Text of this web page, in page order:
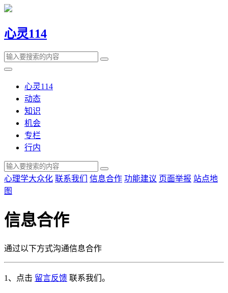
心灵114
心灵114
动态
知识
机会
专栏
行内
心理学大众化 联系我们 信息合作 功能建议 页面举报 站点地
图
信息合作
通过以下方式沟通信息合作
1、点击 留言反馈 联系我们。